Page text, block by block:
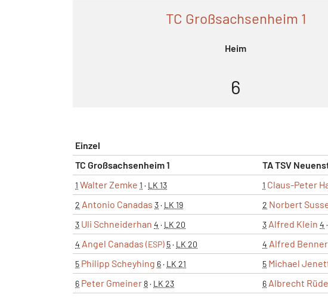
TC Großsachsenheim 1
Heim
6
Einzel
TC Großsachsenheim 1
TA TSV
1 Walter Zemke 1 · LK 13 1 Claus-Peter
2 Antonio Canadas 3· LK 19 2 Norbert
3 Uli Schneiderhan 4 · LK 20 3 Alfred Klein 4 ·
4 Angel Canadas (ESP) 5· LK 20 4 Alfred Benner
5 Philipp Scheyhing 6· LK 21 5 Michael
6 Peter Gmeiner8· LK 23 6 Albrecht